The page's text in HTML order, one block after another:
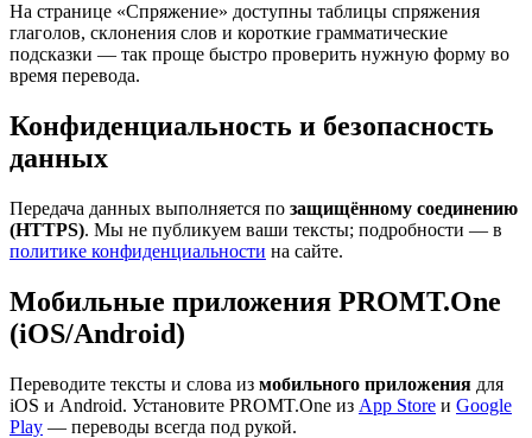
На странице «Спряжение» доступны таблицы спряжения
глаголов, склонения слов и короткие грамматические
подсказки — так проще быстро проверить нужную форму во
время перевода.
Конфиденциальность и безопасность
данных
Передача данных выполняется по защищённому соединению
(HTTPS). Мы не публикуем ваши тексты; подробности — в
политике конфиденциальности на сайте.
Мобильные приложения PROMT.One
(iOS/Android)
Переводите тексты и слова из мобильного приложения для
iOS и Android. Установите PROMT.One из App Store и Google
Play — переводы всегда под рукой.